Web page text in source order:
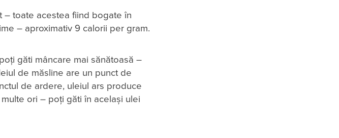
– toate acestea fiind bogate în
– aproximativ 9 calorii per gram.
găti mâncare mai sănătoasă –
de măsline are un punct de
de ardere, uleiul ars produce
ori – poți găti în același ulei